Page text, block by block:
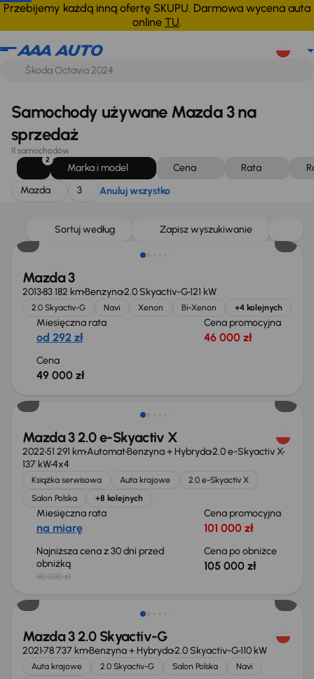
Przebijemy każdą inną ofertę SKUPU. Darmowa wycena auta
online TU.
Mazda 3 Anuluj wszystko
Samochody używane Mazda 3 na
sprzedaż
11 samochodów
2
Marka i model Cena Rata
Mazda
3 Anuluj wszystko
Sortuj według Zapisz wyszukiwanie
Mazda 3
201383 182 kmBenzyna2.0 Skyactiv-G121 kW
2.0 Skyactiv-G Navi Xenon Bi-Xenon +4 kolejnych
Miesięczna rata
od 292 zł
Cena promocyjna
46 000 zł
Cena
49 000 zł
Mazda 3 2.0 e-Skyactiv X
202251 291 kmAutomatBenzyna + Hybryda2.0 e-Skyactiv X
137 kW4x4
Książka serwisowa Auta krajowe
2.0 e-Skyactiv X
Salon Polska
+8 kolejnych
Miesięczna rata
na miarę
Cena promocyjna
101 000 zł
Najniższa cena z 30 dni przed
obniżką
110 000 zł
Cena po obniżce
105 000 zł
Taniej o 1 000 zł
Mazda 3 2.0 Skyactiv-G
202178 737 kmBenzyna + Hybryda2.0 Skyactiv-G110 kW
Auta krajowe 2.0 Skyactiv-G Salon Polska
Navi